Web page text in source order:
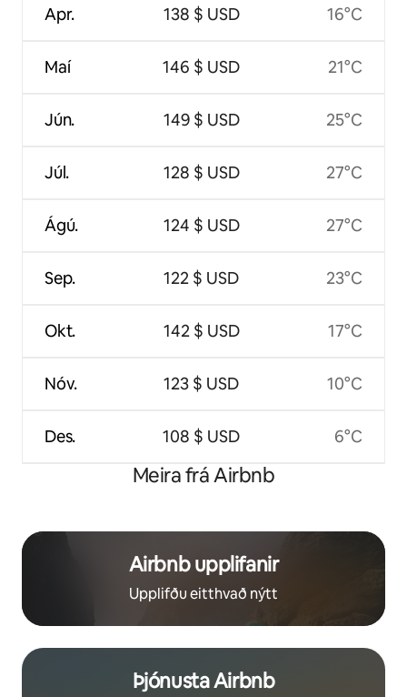
Apr.
Maí
Jún.
Júl.
Ágú.
Sep.
Okt.
Nóv.
Des.
138 $ USD
146 $ USD
149 $ USD
128 $ USD
124 $ USD
122 $ USD
142 $ USD
123 $ USD
108 $ USD
16°C
21°C
25°C
27°C
27°C
23°C
17°C
10°C
6°C
Meira frá Airbnb
Airbnb upplifanir
Upplifðu eitthvað nýtt
Þjónusta Airbnb